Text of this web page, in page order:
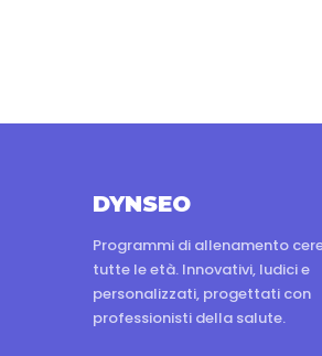
DYNSEO
Programmi di allenamento
tutte le età. Innovativi, ludici e
personalizzati, progettati con
professionisti della salute.